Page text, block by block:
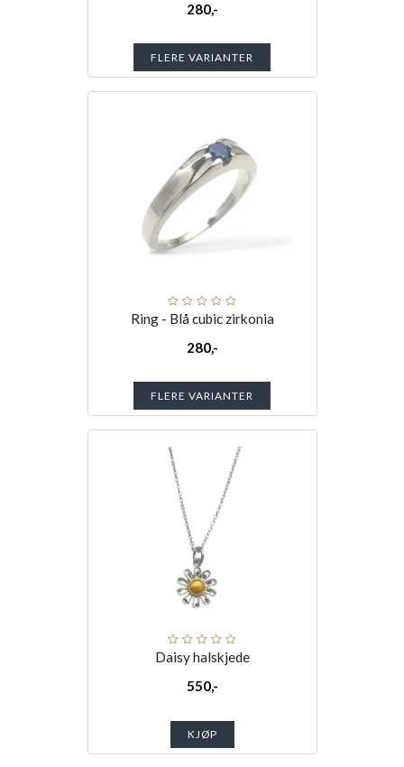
280,-
FLERE VARIANTER
Ring - Blå cubic zirkonia
280,-
FLERE VARIANTER
Daisy halskjede
550,-
KJØP